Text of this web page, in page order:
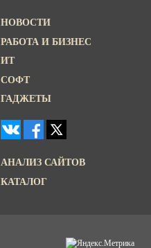
НОВОСТИ
РАБОТА И БИЗНЕС
ИТ
СОФТ
ГАДЖЕТЫ
АНАЛИЗ САЙТОВ
КАТАЛОГ